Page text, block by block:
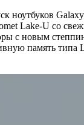
ноутбуков
Lake-U со
с новым
память типа